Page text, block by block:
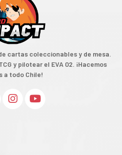
cartas coleccionables y de mesa.
y pilotear el EVA 02. ¡Hacemos
a todo Chile!